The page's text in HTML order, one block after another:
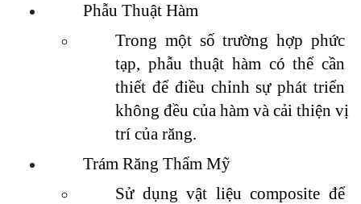
Phẫu Thuật Hàm
Trong một số trường hợp phức
tạp, phẫu thuật hàm có thể cần
thiết để điều chỉnh sự phát triển
không đều của hàm và cải thiện vị
trí của răng.
Trám Răng Thẩm Mỹ
Sử dụng vật liệu composite để